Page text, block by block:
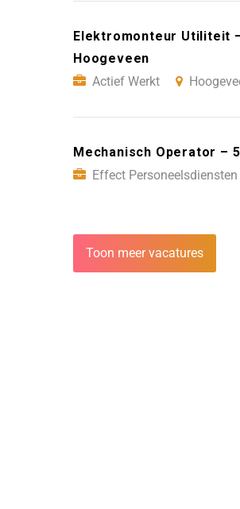
Elektromonteur Utiliteit
Hoogeveen
Actief Werkt
Mechanisch Operator –
Effect Personeelsdiensten
Toon meer vacatures